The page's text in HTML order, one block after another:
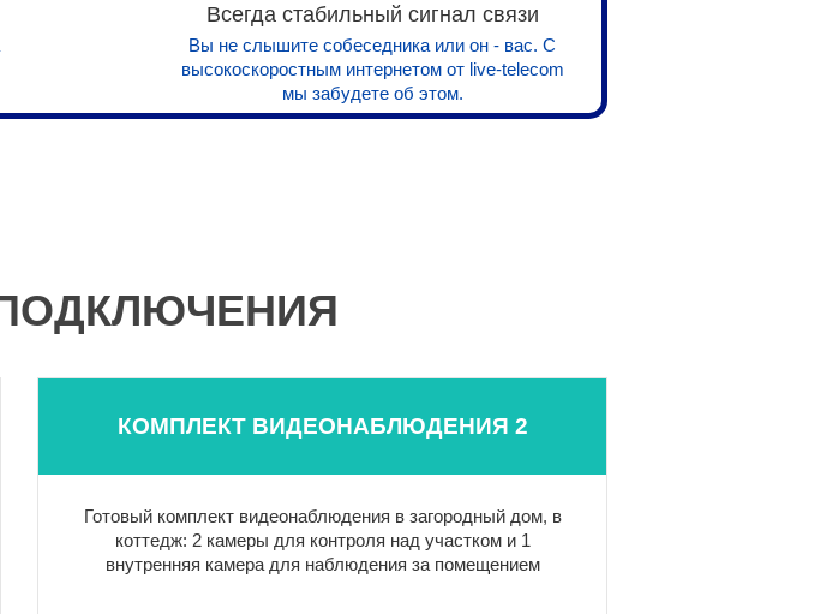
Всегда стабильный сигнал связи
Вы не слышите собеседника или он - вас. С
высокоскоростным интернетом от live-telecom
мы забудете об этом.
КОМПЛЕКТ ВИДЕОНАБЛЮДЕНИЯ 2
Готовый комплект видеонаблюдения в загородный дом, в
коттедж: 2 камеры для контроля над участком и 1
внутренняя камера для наблюдения за помещением